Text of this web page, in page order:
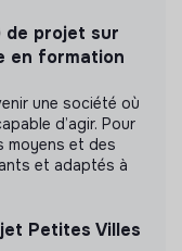
de projet sur
en formation
une société où
d’agir. Pour
moyens et des
et adaptés à
Petites Villes